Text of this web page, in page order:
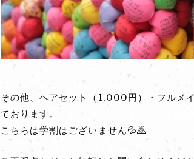
その他、ヘアセット（1,000円）・フルメ
ております。
こちらは学割はございません💦🙇